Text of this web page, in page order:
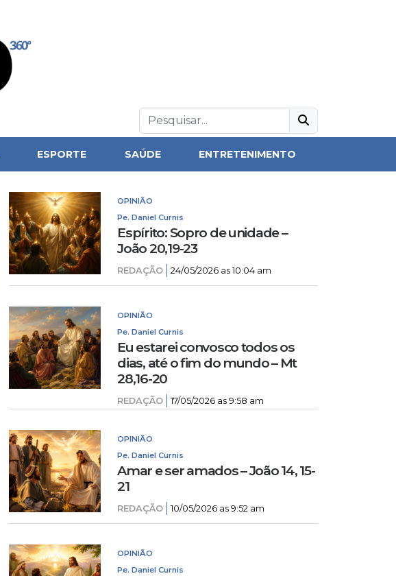
ESPORTE SAÚDE ENTRETENIMENTO
OPINIÃO
Pe. Daniel Curnis
Espírito: Sopro de unidade –
João 20,19-23
REDAÇÃO 24/05/2026 as 10:04 am
OPINIÃO
Pe. Daniel Curnis
Eu estarei convosco todos os
dias, até o fim do mundo – Mt
28,16-20
REDAÇÃO 17/05/2026 as 9:58 am
OPINIÃO
Pe. Daniel Curnis
Amar e ser amados – João 14, 15-
21
REDAÇÃO 10/05/2026 as 9:52 am
OPINIÃO
Pe. Daniel Curnis